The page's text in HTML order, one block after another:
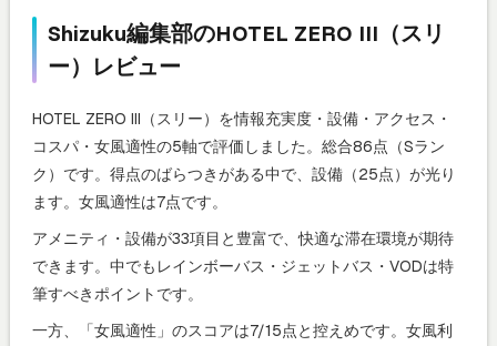
Shizuku編集部のHOTEL ZERO III（スリ
ー）レビュー
HOTEL ZERO III（スリー）を情報充実度・設備・アクセス・
コスパ・女風適性の5軸で評価しました。総合86点（Sラン
ク）です。得点のばらつきがある中で、設備（25点）が光り
ます。女風適性は7点です。
アメニティ・設備が33項目と豊富で、快適な滞在環境が期待
できます。中でもレインボーバス・ジェットバス・VODは特
筆すべきポイントです。
一方、「女風適性」のスコアは7/15点と控えめです。女風利